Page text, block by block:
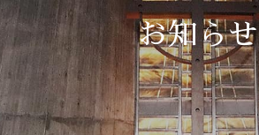
ミサ
お知らせ
関口教会について
お知らせ